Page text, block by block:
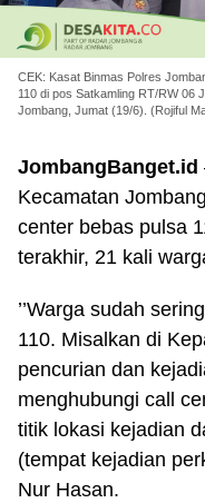
CEK: Kasat Binmas Polres
110 di pos Satkamling RT/RW 06
Jombang, Jumat (19/6). (Rojiful
JombangBanget.id
Kecamatan
center bebas pulsa
terakhir, 21 kali
’’Warga sudah
110. Misalkan di
pencurian dan
menghubungi call
titik lokasi kejadian
(tempat kejadian
Nur Hasan.